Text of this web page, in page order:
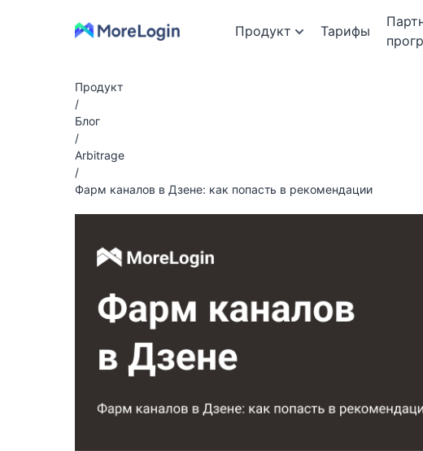
Продукт Тарифы
Продукт
/
Блог
/
Arbitrage
/
Фарм каналов в Дзене: как попасть в рекомендации